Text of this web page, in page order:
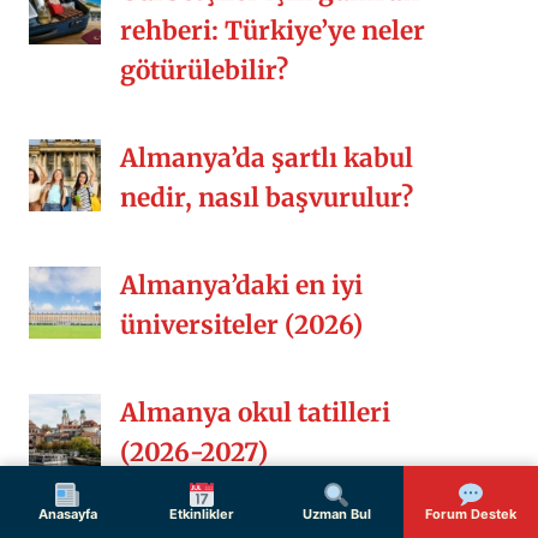
Anasayfa Etkinlikler Uzman Bul Forum Destek
rehberi: Türkiye’ye neler
götürülebilir?
Almanya’da şartlı kabul
nedir, nasıl başvurulur?
Almanya’daki en iyi
üniversiteler (2026)
Almanya okul tatilleri
(2026-2027)